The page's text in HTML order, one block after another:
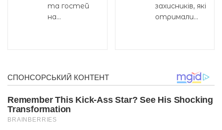
та гостей
на...
захисників, які
отримали...